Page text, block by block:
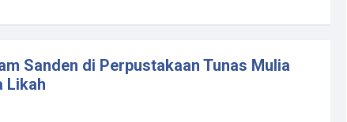
Sanden di Perpustakaan Tunas Mulia
Likah